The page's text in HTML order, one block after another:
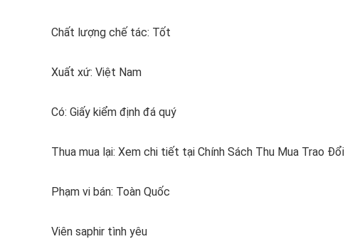
Chất lượng chế tác: Tốt
Xuất xứ: Việt Nam
Có: Giấy kiểm định đá quý
Thua mua lại: Xem chi tiết tại Chính Sách Thu Mua Trao Đổi
Phạm vi bán: Toàn Quốc
Viên saphir tình yêu